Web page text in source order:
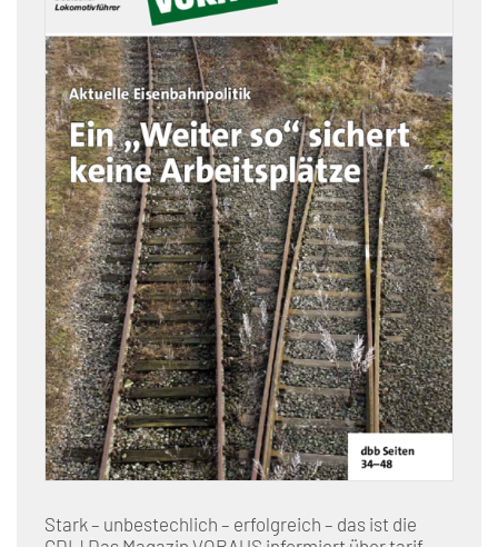
Stark – unbestechlich – erfolgreich – das ist die